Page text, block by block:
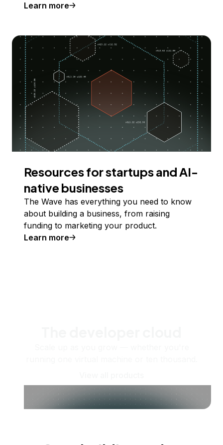
Learn more
Resources for startups and AI-
native businesses
The Wave has everything you need to know
about building a business, from raising
funding to marketing your product.
Learn more